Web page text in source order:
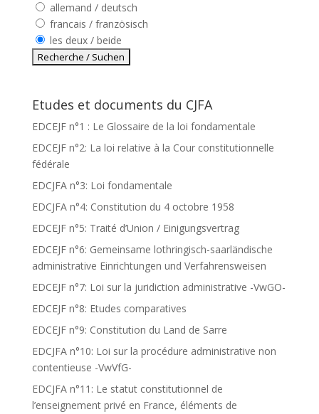
allemand / deutsch
francais / französisch
les deux / beide
Etudes et documents du CJFA
EDCEJF n°1 : Le Glossaire de la loi fondamentale
EDCEJF n°2: La loi relative à la Cour constitutionnelle
fédérale
EDCJFA n°3: Loi fondamentale
EDCJFA n°4: Constitution du 4 octobre 1958
EDCEJF n°5: Traité d’Union / Einigungsvertrag
EDCEJF n°6: Gemeinsame lothringisch-saarländische
administrative Einrichtungen und Verfahrensweisen
EDCEJF n°7: Loi sur la juridiction administrative -VwGO-
EDCEJF n°8: Etudes comparatives
EDCEJF n°9: Constitution du Land de Sarre
EDCJFA n°10: Loi sur la procédure administrative non
contentieuse -VwVfG-
EDCJFA n°11: Le statut constitutionnel de
l’enseignement privé en France, éléments de